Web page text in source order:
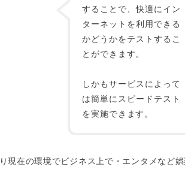
することで、快適にイン
ターネットを利用できる
かどうかをテストするこ
とができます。
しかもサービスによって
は簡単にスピードテスト
を実施できます。
現在の環境でビジネス上で・エンタメなど